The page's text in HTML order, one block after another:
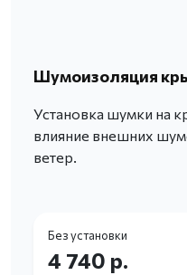
Шумоизоляция
Установка шумки на
влияние внешних
ветер.
Без установки
4 740 р.